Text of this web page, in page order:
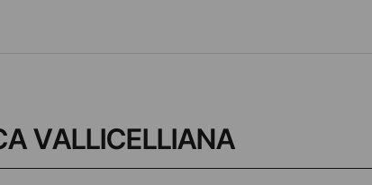
VALLICELLIANA